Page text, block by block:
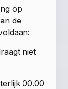
op
de
niet
00.00